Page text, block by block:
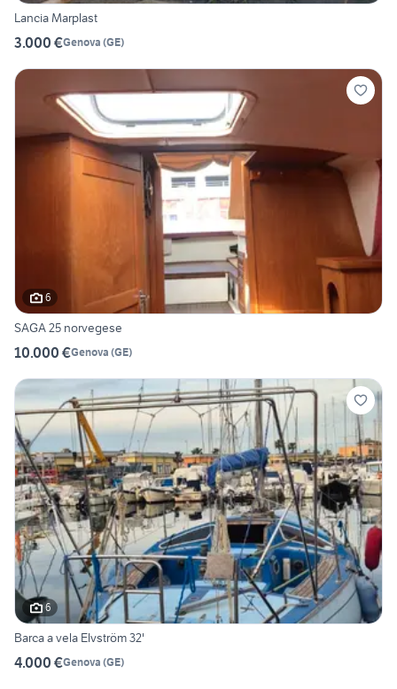
Lancia Marplast
3.000 €Genova (GE)
6
SAGA 25 norvegese
10.000 €Genova (GE)
6
Barca a vela Elvström 32'
4.000 €Genova (GE)